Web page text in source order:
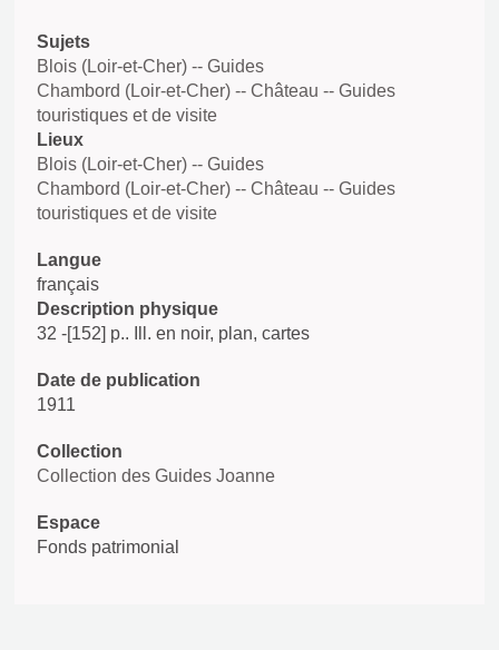
Sujets
Blois (Loir-et-Cher) -- Guides
Chambord (Loir-et-Cher) -- Château -- Guides
touristiques et de visite
Lieux
Blois (Loir-et-Cher) -- Guides
Chambord (Loir-et-Cher) -- Château -- Guides
touristiques et de visite
Langue
français
Description physique
32 -[152] p.. Ill. en noir, plan, cartes
Date de publication
1911
Collection
Collection des Guides Joanne
Espace
Fonds patrimonial